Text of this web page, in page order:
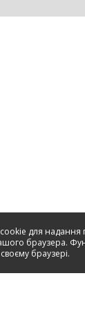
для
браузера.
браузері.